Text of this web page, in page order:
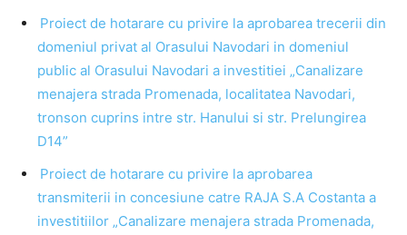
Proiect de hotarare cu privire la aprobarea trecerii din
domeniul privat al Orasului Navodari in domeniul
public al Orasului Navodari a investitiei „Canalizare
menajera strada Promenada, localitatea Navodari,
tronson cuprins intre str. Hanului si str. Prelungirea
D14”
Proiect de hotarare cu privire la aprobarea
transmiterii in concesiune catre RAJA S.A Costanta a
investitiilor „Canalizare menajera strada Promenada,